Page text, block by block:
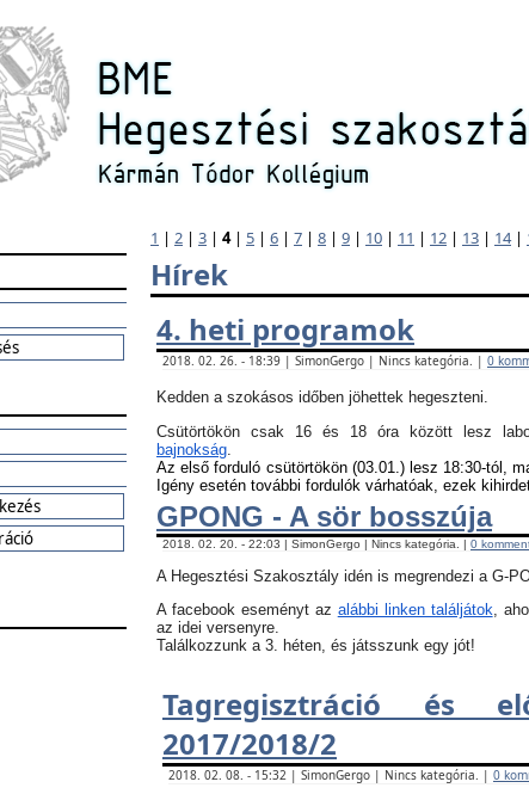
1 | 2 | 3 | 4| 5 | 6 | 7 | 8 | 9 | 10 | 11 | 12 | 13 | 14|
Hírek
4. heti programok
2018. 02. 26. - 18:39 | SimonGergo | Nincs kategória. | 0
Kedden a szokásos időben jöhettek hegeszteni.
Csütörtökön csak 16 és 18 óra között lesz
bajnokság.
Az első forduló csütörtökön (03.01.) lesz 18:30-tól,
Igény esetén további fordulók várhatóak, ezek
GPONG - A sör bosszúja
2018. 02. 20. - 22:03 | SimonGergo | Nincs kategória. | 0
A Hegesztési Szakosztály idén is megrendezi a G-
A facebook eseményt az alábbi linken találjátok ,
az idei versenyre.
Találkozzunk a 3. héten, és játsszunk egy jót!
Tagregisztráció és
2017/2018/2
2018. 02. 08. - 15:32 | SimonGergo | Nincs kategória. | 0